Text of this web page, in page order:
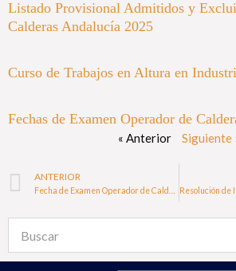
Listado Provisional Admitidos y
Calderas Andalucía 2025
Curso de Trabajos en Altura en
Fechas de Examen Operador de
« Anterior Siguiente
ANTERIOR